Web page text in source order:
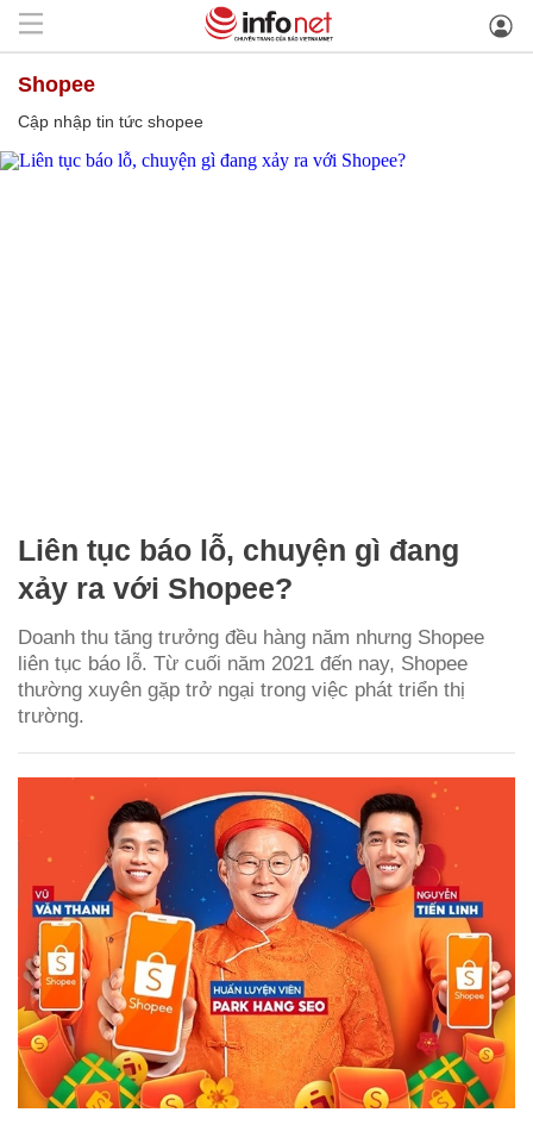
shopee
Cập nhập tin tức shopee
Liên tục báo lỗ, chuyện gì đang
xảy ra với Shopee?
Doanh thu tăng trưởng đều hàng năm nhưng Shopee
liên tục báo lỗ. Từ cuối năm 2021 đến nay, Shopee
thường xuyên gặp trở ngại trong việc phát triển thị
trường.